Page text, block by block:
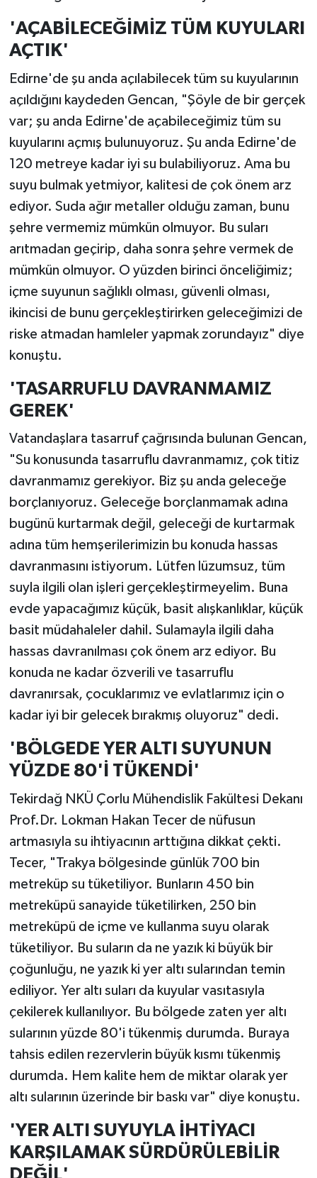
'AÇABİLECEĞİMİZ TÜM KUYULARI
AÇTIK'
Edirne'de şu anda açılabilecek tüm su kuyularının
açıldığını kaydeden Gencan, "Şöyle de bir gerçek
var; şu anda Edirne'de açabileceğimiz tüm su
kuyularını açmış bulunuyoruz. Şu anda Edirne'de
120 metreye kadar iyi su bulabiliyoruz. Ama bu
suyu bulmak yetmiyor, kalitesi de çok önem arz
ediyor. Suda ağır metaller olduğu zaman, bunu
şehre vermemiz mümkün olmuyor. Bu suları
arıtmadan geçirip, daha sonra şehre vermek de
mümkün olmuyor. O yüzden birinci önceliğimiz;
içme suyunun sağlıklı olması, güvenli olması,
ikincisi de bunu gerçekleştirirken geleceğimizi de
riske atmadan hamleler yapmak zorundayız" diye
konuştu.
'TASARRUFLU DAVRANMAMIZ
GEREK'
Vatandaşlara tasarruf çağrısında bulunan Gencan,
"Su konusunda tasarruflu davranmamız, çok titiz
davranmamız gerekiyor. Biz şu anda geleceğe
borçlanıyoruz. Geleceğe borçlanmamak adına
bugünü kurtarmak değil, geleceği de kurtarmak
adına tüm hemşerilerimizin bu konuda hassas
davranmasını istiyorum. Lütfen lüzumsuz, tüm
suyla ilgili olan işleri gerçekleştirmeyelim. Buna
evde yapacağımız küçük, basit alışkanlıklar, küçük
basit müdahaleler dahil. Sulamayla ilgili daha
hassas davranılması çok önem arz ediyor. Bu
konuda ne kadar özverili ve tasarruflu
davranırsak, çocuklarımız ve evlatlarımız için o
kadar iyi bir gelecek bırakmış oluyoruz" dedi.
'BÖLGEDE YER ALTI SUYUNUN
YÜZDE 80'İ TÜKENDİ'
Tekirdağ NKÜ Çorlu Mühendislik Fakültesi Dekanı
Prof.Dr. Lokman Hakan Tecer de nüfusun
artmasıyla su ihtiyacının arttığına dikkat çekti.
Tecer, "Trakya bölgesinde günlük 700 bin
metreküp su tüketiliyor. Bunların 450 bin
metreküpü sanayide tüketilirken, 250 bin
metreküpü de içme ve kullanma suyu olarak
tüketiliyor. Bu suların da ne yazık ki büyük bir
çoğunluğu, ne yazık ki yer altı sularından temin
ediliyor. Yer altı suları da kuyular vasıtasıyla
çekilerek kullanılıyor. Bu bölgede zaten yer altı
sularının yüzde 80'i tükenmiş durumda. Buraya
tahsis edilen rezervlerin büyük kısmı tükenmiş
durumda. Hem kalite hem de miktar olarak yer
altı sularının üzerinde bir baskı var" diye konuştu.
'YER ALTI SUYUYLA İHTİYACI
KARŞILAMAK SÜRDÜRÜLEBİLİR
DEĞİL'